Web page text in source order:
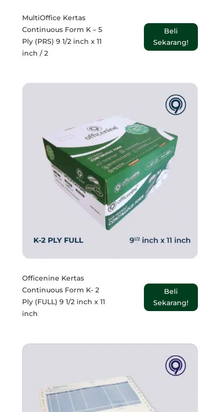
MultiOffice Kertas
Continuous Form K – 5
Ply (PRS) 9 1/2 inch x 11
inch / 2
Beli
Sekarang!
Officenine Kertas
Continuous Form K- 2
Ply (FULL) 9 1/2 inch x 11
inch
Beli
Sekarang!